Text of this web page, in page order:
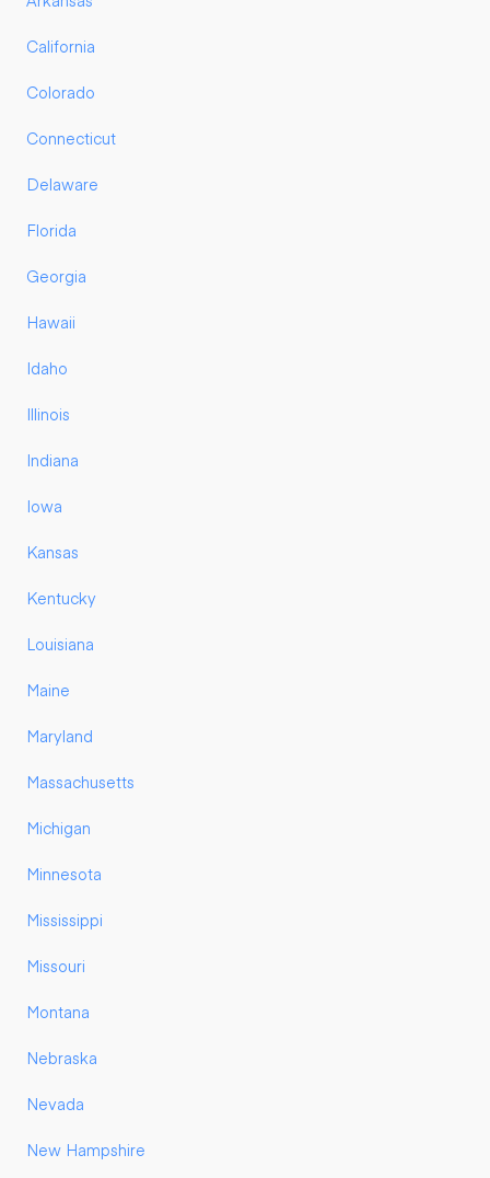
California
Colorado
Connecticut
Delaware
Florida
Georgia
Hawaii
Idaho
Illinois
Indiana
Iowa
Kansas
Kentucky
Louisiana
Maine
Maryland
Massachusetts
Michigan
Minnesota
Mississippi
Missouri
Montana
Nebraska
Nevada
New Hampshire